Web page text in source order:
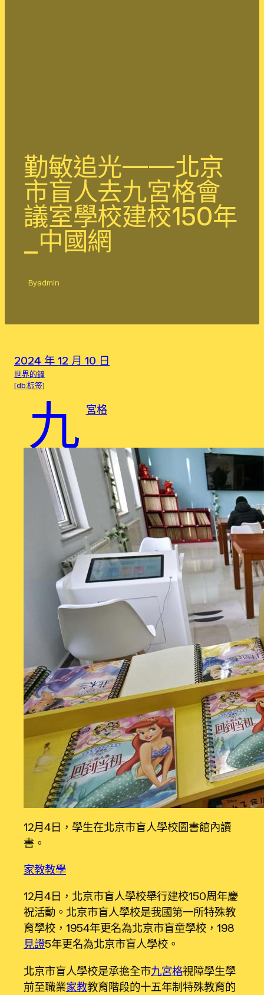
勤敏追光——北京
市盲人去九宮格會
議室學校建校150年
_中國網
Byadmin
2024 年 12 月 10 日
世界的鐘
[db:标签]
九 宮格
12月4日，學生在北京市盲人學校圖書館內讀
書。
家教教學
12月4日，北京市盲人學校舉行建校150周年慶
祝活動。北京市盲人學校是我國第一所特殊教
育學校，1954年更名為北京市盲童學校，198
見證5年更名為北京市盲人學校。
北京市盲人學校是承擔全市九宮格視障學生學
前至職業家教教育階段的十五年制特殊教育的